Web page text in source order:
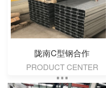
陇南C型钢合作
PRODUCT CENTER